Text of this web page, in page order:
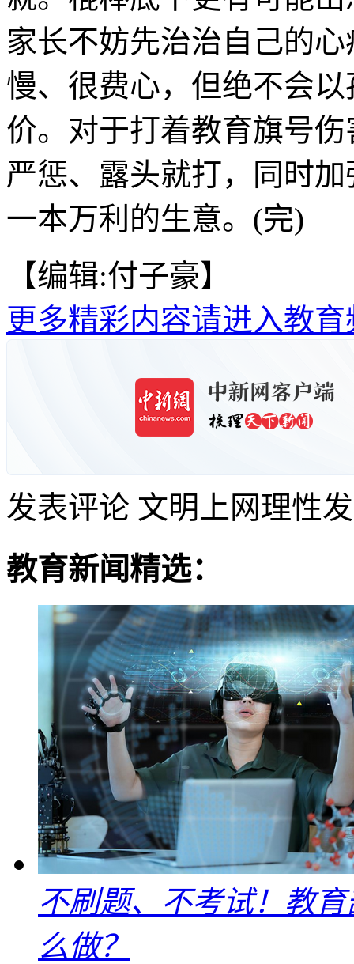
家长不妨先治治自己的
慢、很费心，但绝不会
价。对于打着教育旗号
严惩、露头就打，同时
一本万利的生意。(完)
【编辑:付子豪】
更多精彩内容请进入教育
发表评论 文明上网理性
教育新闻精选：
不刷题、不考试！教
么做？